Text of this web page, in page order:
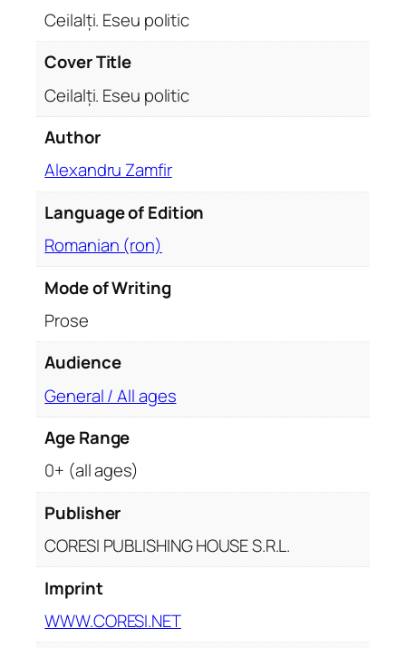
i
i
Ceilalți. Eseu politic
Cover Title
Ceilalți. Eseu politic
Author
Alexandru Zamfir
Language of Edition
Romanian (ron)
Mode of Writing
Prose
Audience
General / All ages
Age Range
0+ (all ages)
Publisher
CORESI PUBLISHING HOUSE S.R.L.
Imprint
WWW.CORESI.NET